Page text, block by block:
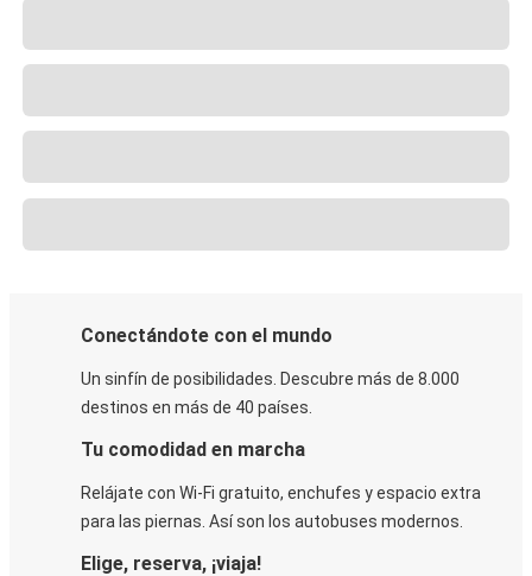
Conectándote con el mundo
Un sinfín de posibilidades. Descubre más de 8.000
destinos en más de 40 países.
Tu comodidad en marcha
Relájate con Wi-Fi gratuito, enchufes y espacio extra
para las piernas. Así son los autobuses modernos.
Elige, reserva, ¡viaja!